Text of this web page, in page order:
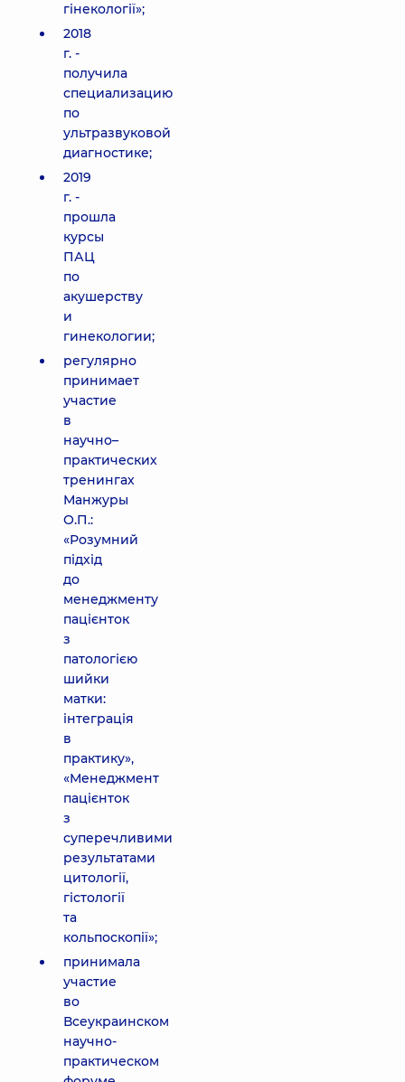
гінекології»;
2018
г. -
получила
специализацию
по
ультразвуковой
диагностике;
2019
г. -
прошла
курсы
ПАЦ
по
акушерству
и
гинекологии;
регулярно
принимает
участие
в
научно–
практических
тренингах
Манжуры
О.П.:
«Розумний
підхід
до
менеджменту
пацієнток
з
патологією
шийки
матки:
інтеграція
в
практику»,
«Менеджмент
пацієнток
з
суперечливими
результатами
цитології,
гістології
та
кольпоскопії»;
принимала
участие
во
Всеукраинском
научно-
практическом